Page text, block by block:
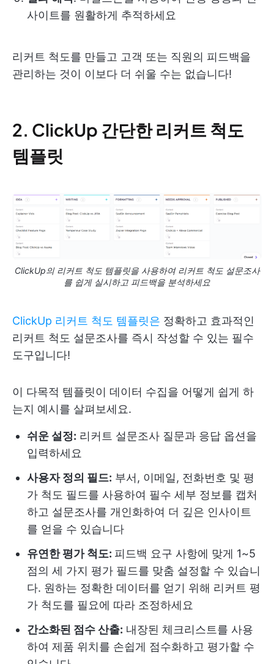
사이트를 원활하게 추적하세요
리커트 척도를 만들고 고객 또는 직원의 피드백을
관리하는 것이 이보다 더 쉬울 수는 없습니다!
2. ClickUp 간단한 리커트 척도
템플릿
ClickUp의 리커트 척도 템플릿을 사용하여 리커트 척도 설문조사
를 쉽게 실시하고 피드백을 분석하세요
ClickUp 리커트 척도 템플릿은 정확하고 효과적인
리커트 척도 설문조사를 즉시 작성할 수 있는 필수
도구입니다!
이 다목적 템플릿이 데이터 수집을 어떻게 쉽게 하
는지 예시를 살펴보세요.
쉬운 설정: 리커트 설문조사 질문과 응답 옵션을
입력하세요
사용자 정의 필드: 부서, 이메일, 전화번호 및 평
가 척도 필드를 사용하여 필수 세부 정보를 캡처
하고 설문조사를 개인화하여 더 깊은 인사이트
를 얻을 수 있습니다
유연한 평가 척도: 피드백 요구 사항에 맞게 1~5
점의 세 가지 평가 필드를 맞춤 설정할 수 있습니
다. 원하는 정확한 데이터를 얻기 위해 리커트 평
가 척도를 필요에 따라 조정하세요
간소화된 점수 산출: 내장된 체크리스트를 사용
하여 제품 위치를 손쉽게 점수화하고 평가할 수